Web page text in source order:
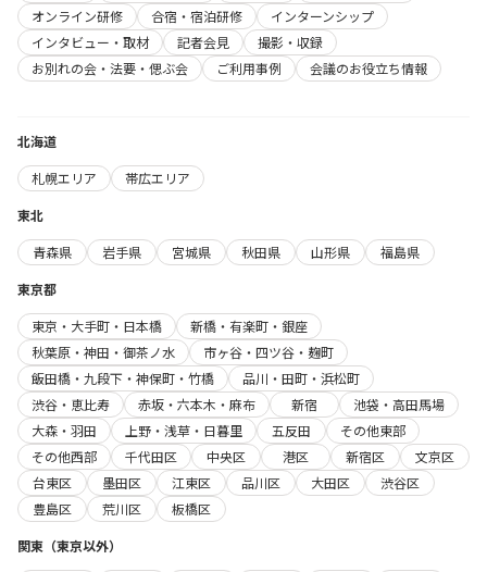
オンライン研修
合宿・宿泊研修
インターンシップ
インタビュー・取材
記者会見
撮影・収録
お別れの会・法要・偲ぶ会
ご利用事例 会議のお役立ち情報
北海道
札幌エリア
帯広エリア
東北
青森県
岩手県 宮城県 秋田県 山形県
福島県
東京都
東京・大手町・日本橋
新橋・有楽町・銀座
秋葉原・神田・御茶ノ水
市ヶ谷・四ツ谷・麹町
飯田橋・九段下・神保町・竹橋
品川・田町・浜松町
渋谷・恵比寿
赤坂・六本木・麻布 新宿
池袋・高田馬場
大森・羽田
上野・浅草・日暮里 五反田
その他東部
その他西部
千代田区 中央区 港区 新宿区
文京区
台東区
墨田区 江東区 品川区 大田区
渋谷区
豊島区
荒川区
板橋区
関東（東京以外）